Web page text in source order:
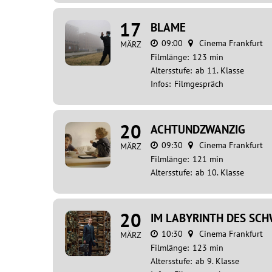
17
MÄRZ
BLAME
09:00
Cinema Frankfurt
Filmlänge: 123 min
Altersstufe: ab 11. Klasse
Infos: Filmgespräch
20
MÄRZ
ACHTUNDZWANZIG
09:30
Cinema Frankfurt
Filmlänge: 121 min
Altersstufe: ab 10. Klasse
20
MÄRZ
IM LABYRINTH DES
10:30
Cinema Frankfurt
Filmlänge: 123 min
Altersstufe: ab 9. Klasse